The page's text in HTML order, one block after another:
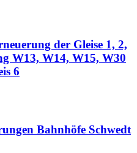
der Gleise 1, 2,
W13, W14, W15, W30
6
Bahnhöfe Schwedt